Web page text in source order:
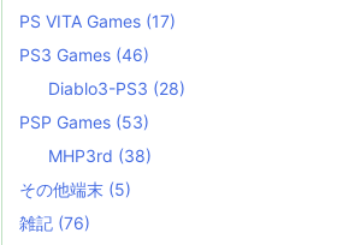
PS VITA Games (17)
PS3 Games (46)
Diablo3-PS3 (28)
PSP Games (53)
MHP3rd (38)
その他端末 (5)
雑記 (76)